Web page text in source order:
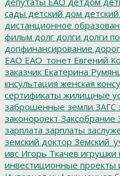
сады детский дом
дистанционное
фильм долг долги долги
допфинансирование
ЕАО ЕАО_тонет Евгений
заказчик Екатерина
кнсультация женская
сертификаты жилищные
заброшенные земли ЗАГС
законороект Заксобрание
зарплата зарплаты
земский доктор
ивс Игорь Ткачев игрушки
инвестиционные проекты